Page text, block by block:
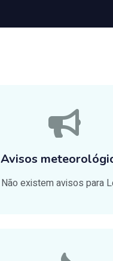
Avisos
Não existem avisos para